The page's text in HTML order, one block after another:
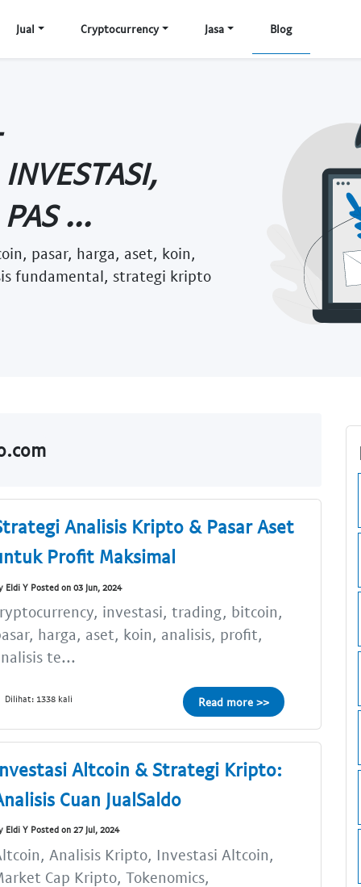
Jual Cryptocurrency Jasa Blog
INVESTASI,
...
pasar, harga, aset, koin,
fundamental, strategi kripto
Analisis Kripto & Pasar Aset
Profit Maksimal
Eldi Y Posted on 03 Jun, 2024
investasi, trading, bitcoin,
harga, aset, koin, analisis, profit,
te...
Dilihat: 1338 kali Read more >>
Altcoin & Strategi Kripto:
Cuan JualSaldo
Eldi Y Posted on 27 Jul, 2024
Analisis Kripto, Investasi Altcoin,
Cap Kripto, Tokenomics,